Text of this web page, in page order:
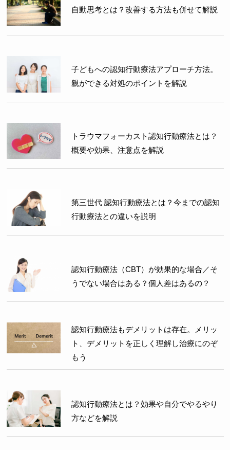
自動思考とは？改善する方法も併せて解説
子どもへの認知行動療法アプローチ方法。
親ができる対処のポイントを解説
トラウマフォーカスト認知行動療法とは？
概要や効果、注意点を解説
第三世代 認知行動療法とは？今までの認知
行動療法との違いを説明
認知行動療法（CBT）が効果的な場合／そ
うでない場合はある？個人差はあるの？
認知行動療法もデメリットは存在。メリッ
ト、デメリットを正しく理解し治療にのぞ
もう
認知行動療法とは？効果や自分でやるやり
方などを解説